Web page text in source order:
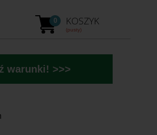
KOSZYK
0
(pusty)
warunki! >>>